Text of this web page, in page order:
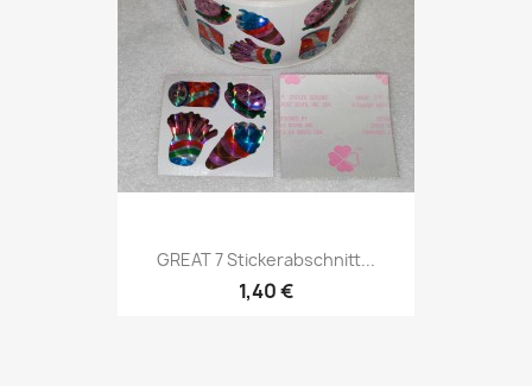
GREAT 7 Stickerabschnitt...
1,40 €